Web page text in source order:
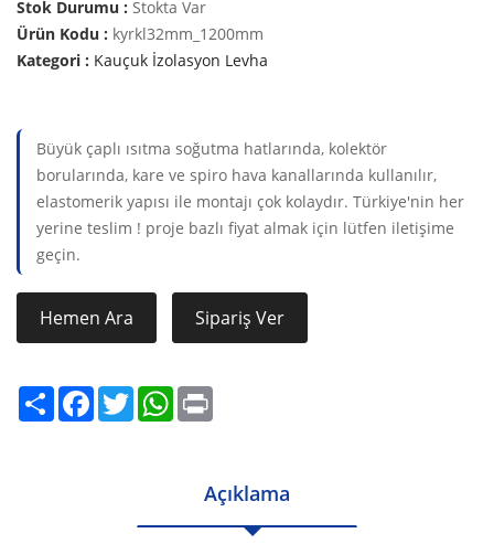
Stok Durumu : Stokta Var
Ürün Kodu : kyrkl32mm_1200mm
Kategori : Kauçuk İzolasyon Levha
Büyük çaplı ısıtma soğutma hatlarında, kolektör
borularında, kare ve spiro hava kanallarında kullanılır,
elastomerik yapısı ile montajı çok kolaydır. Türkiye'nin her
yerine teslim ! proje bazlı fiyat almak için lütfen iletişime
geçin.
Hemen Ara Sipariş Ver
Share FacebookTwitterWhatsApp
Açıklama